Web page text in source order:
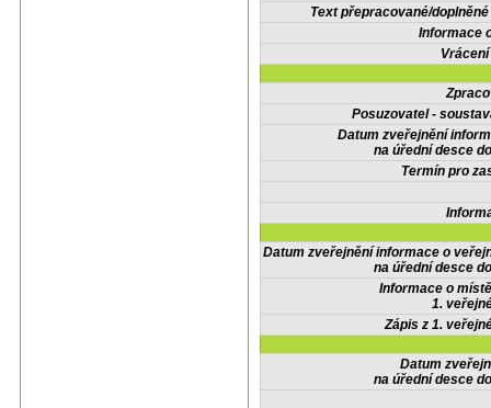
Text přepracované/
Informace
Posuzovatel -
Datum zveřejnění
na úřední desce
Termín pro
Datum zveřejnění informace o
na úřední desce
Informace o
1.
Zápis z 1.
Datum
na úřední desce